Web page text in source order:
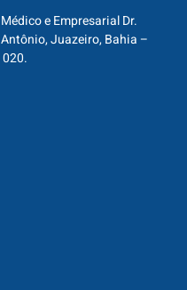
e Empresarial Dr.
Juazeiro, Bahia –
020.